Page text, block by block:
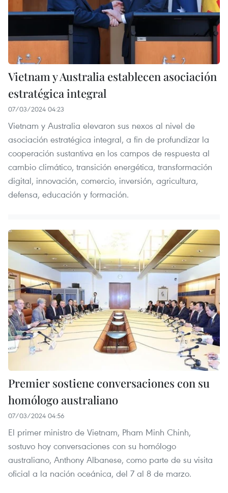
Vietnam y Australia establecen asociación
estratégica integral
07/03/2024 04:23
Vietnam y Australia elevaron sus nexos al nivel de
asociación estratégica integral, a fin de profundizar la
cooperación sustantiva en los campos de respuesta al
cambio climático, transición energética, transformación
digital, innovación, comercio, inversión, agricultura,
defensa, educación y formación.
Premier sostiene conversaciones con su
homólogo australiano
07/03/2024 04:56
El primer ministro de Vietnam, Pham Minh Chinh,
sostuvo hoy conversaciones con su homólogo
australiano, Anthony Albanese, como parte de su visita
oficial a la nación oceánica, del 7 al 8 de marzo.